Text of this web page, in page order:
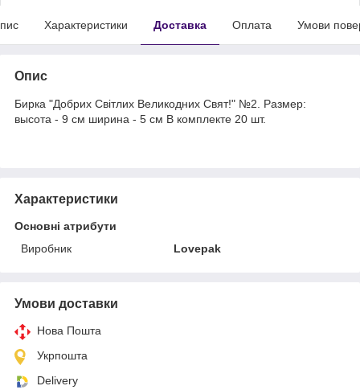
Характеристики Доставка Оплата Умови
Опис
Бирка "Добрих Світлих Великодних Свят!" №2. Размер:
высота - 9 см ширина - 5 см В комплекте 20 шт.
Характеристики
Основні атрибути
Виробник
Lovepak
Умови доставки
Нова Пошта
Укрпошта
Delivery